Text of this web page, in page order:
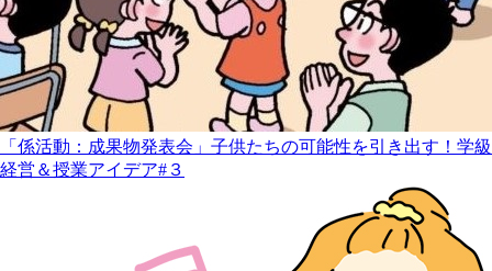
「係活動：成果物発表会」子供たちの可能性を引き出す！学級
経営＆授業アイデア#３